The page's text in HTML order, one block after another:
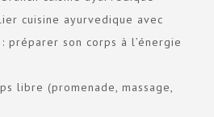
cuisine ayurvedique avec
préparer son corps à l’énergie
libre (promenade, massage,